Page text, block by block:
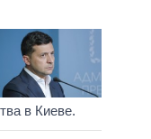
в Киеве.